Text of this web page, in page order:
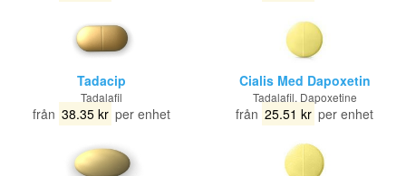
Tadacip
Tadalafil
från 38.35 kr per enhet
Cialis Med Dapoxetin
Tadalafil, Dapoxetine
från 25.51 kr per enhet